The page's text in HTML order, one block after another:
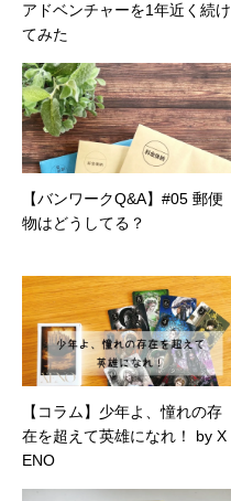
アドベンチャーを1年近く続け
てみた
【バンワークQ&A】#05 郵便
物はどうしてる？
【コラム】少年よ、憧れの存
在を超えて英雄になれ！ by X
ENO